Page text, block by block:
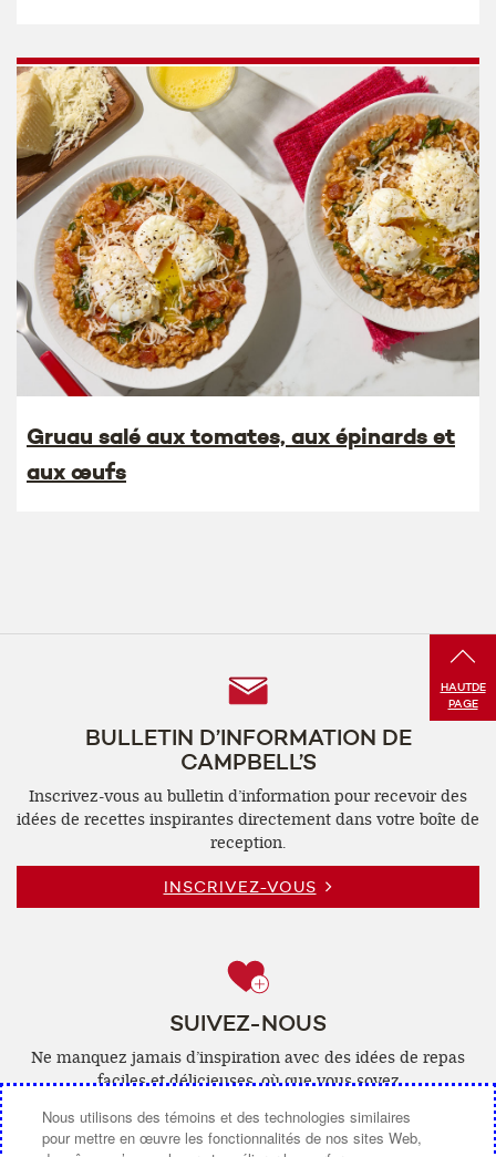
Gruau salé aux tomates, aux épinards et
aux œufs
HAUTDE
PAGE
BULLETIN D’INFORMATION DE
CAMPBELL’S
Inscrivez-vous au bulletin d’information pour recevoir des
idées de recettes inspirantes directement dans votre boîte de
reception.
INSCRIVEZ-VOUS
SUIVEZ-NOUS
Ne manquez jamais d’inspiration avec des idées de repas
faciles et délicieuses, où que vous soyez
Facebook
(ouvreYouTube
(ouvrePinterest
(ouvre(ouvre
Nous utilisons des témoins et des technologies similaires
pour mettre en œuvre les fonctionnalités de nos sites Web,